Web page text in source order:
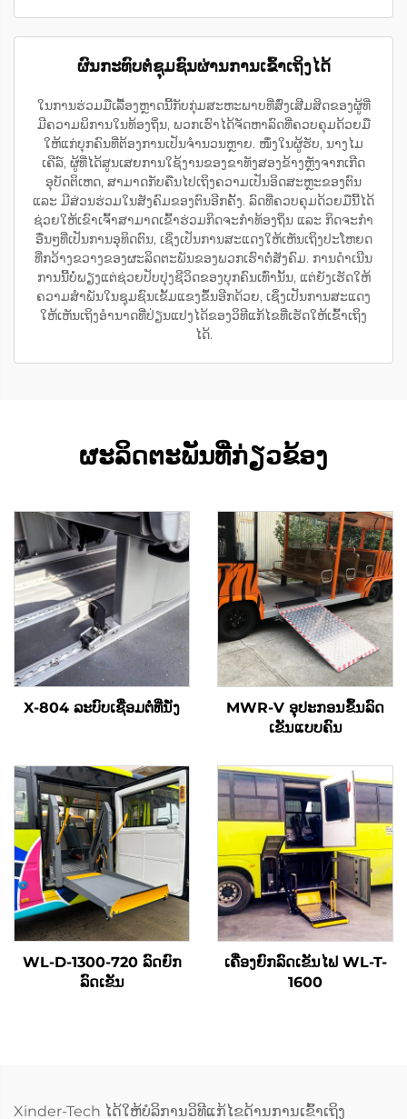
ຜົນກະທົບຕໍ່ຊຸມຊົນຜ່ານການເຂົ້າເຖິງໄດ້
ໃນການຮ່ວມມືເລື້ອງຫຼາດນີ້ກັບກຸ່ມສະຫະພາບທີ່ສົ່ງເສີມສິດຂອງຜູ້ທີ່
ມີຄວາມພິການໃນທ້ອງຖິ່ນ, ພວກເຮົາໄດ້ຈັດຫາລົດທີ່ຄວບຄຸມດ້ວຍມື
ໃຫ້ແກ່ບຸກຄົນທີ່ຕ້ອງການເປັນຈຳນວນຫຼາຍ. ໜຶ່ງໃນຜູ້ຮັບ, ນາງໄມ
ເຄີລ໌, ຜູ້ທີ່ໄດ້ສູນເສຍການໃຊ້ງານຂອງຂາທັງສອງຂ້າງຫຼັງຈາກເກີດ
ອຸບັດຕິເຫດ, ສາມາດກັບຄືນໄປເຖິງຄວາມເປັນອິດສະຫຼະຂອງຕົນ
ແລະ ມີສ່ວນຮ່ວມໃນສັງຄົມຂອງຕົນອີກຄັ້ງ. ລົດທີ່ຄວບຄຸມດ້ວຍມືນີ້ໄດ້
ຊ່ວຍໃຫ້ເຂົາເຈົ້າສາມາດເຂົ້າຮ່ວມກິດຈະກຳທ້ອງຖິ່ນ ແລະ ກິດຈະກຳ
ອື່ນໆທີ່ເປັນການອຸທິດຕົນ, ເຊິ່ງເປັນການສະແດງໃຫ້ເຫັນເຖິງປະໂຫຍດ
ທີ່ກວ້າງຂວາງຂອງຜະລິດຕະພັນຂອງພວກເຮົາຕໍ່ສັງຄົມ. ການດຳເນີນ
ການນີ້ບໍ່ພຽງແຕ່ຊ່ວຍປັບປຸງຊີວິດຂອງບຸກຄົນເທົ່ານັ້ນ, ແຕ່ຍັງເຮັດໃຫ້
ຄວາມສຳພັນໃນຊຸມຊົນເຂັ້ມແຂງຂຶ້ນອີກດ້ວຍ, ເຊິ່ງເປັນການສະແດງ
ໃຫ້ເຫັນເຖິງອຳນາດທີ່ປ່ຽນແປງໄດ້ຂອງວິທີແກ້ໄຂທີ່ເຮັດໃຫ້ເຂົ້າເຖິງ
ໄດ້.
ຜະລິດຕະພັນທີ່ກ່ຽວຂ້ອງ
X-804 ລະບົບເຊື່ອມຕໍ່ທີ່ນັ່ງ
MWR-V ອຸປະກອນຂຶ້ນລົດ
ເຂັນແບບຄົນ
WL-D-1300-720 ລົດຍົກ
ລົດເຂັນ
ເຄື່ອງຍົກລົດເຂັນໄຟ WL-T-
1600
Xinder-Tech ໄດ້ໃຫ້ບໍລິການວິທີແກ້ໄຂດ້ານການເຂົ້າເຖິງ